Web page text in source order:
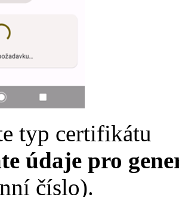
typ certifikátu
údaje pro
číslo).